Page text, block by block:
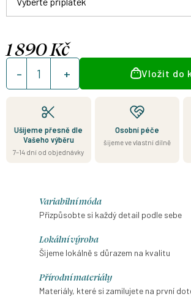
1 890 Kč
Měrná
cena:
Vložit do
Ušijeme přesně dle
Vašeho výběru
7–14 dní od objednávky
Osobní péče
šijeme ve vlastní dílně
Variabilní móda
Přizpůsobte si každý detail podle sebe
Lokální výroba
Šijeme lokálně s důrazem na kvalitu
Přírodní materiály
Materiály, které si zamilujete na první